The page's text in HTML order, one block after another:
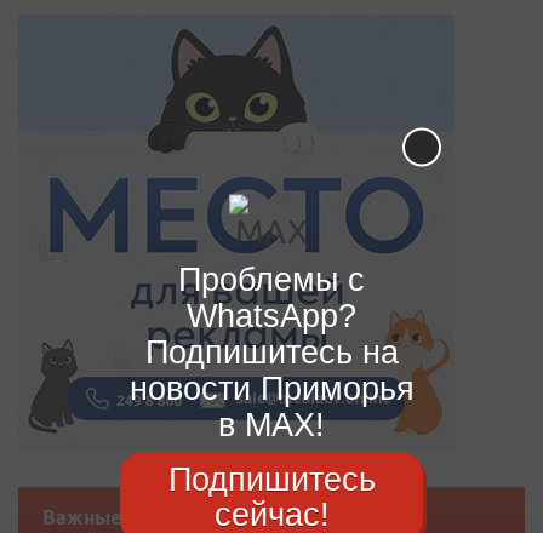
Важные новости
Проблемы с
WhatsApp?
Подпишитесь на
новости Приморья
в MAX!
Подпишитесь
сейчас!